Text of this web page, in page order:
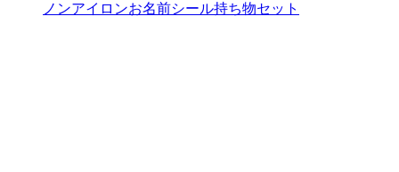
ノンアイロンお名前シール持ち物セット